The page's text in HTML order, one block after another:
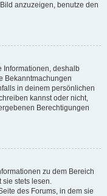
anzuzeigen, benutze den
Informationen, deshalb
Bekanntmachungen
in deinem persönlichen
kannst oder nicht,
Berechtigungen
zu dem Bereich
sie stets lesen.
des Forums, in dem sie